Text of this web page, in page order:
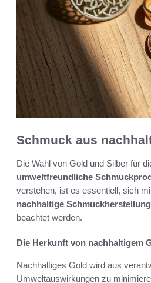
Schmuck aus
Die Wahl von Gold und Silber für
umweltfreundliche
verstehen, ist es essentiell, sich
nachhaltige Schmuckherstellung
beachtet werden.
Die Herkunft von nachhaltigem
Nachhaltiges Gold wird aus
Umweltauswirkungen zu